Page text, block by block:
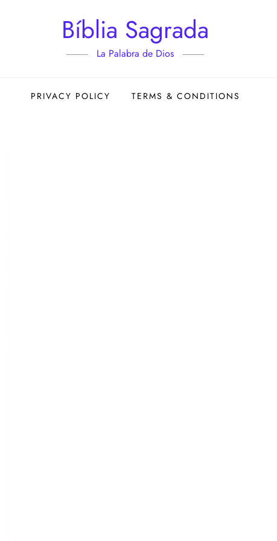
Bíblia Sagrada
La Palabra de Dios
PRIVACY POLICY TERMS & CONDITIONS